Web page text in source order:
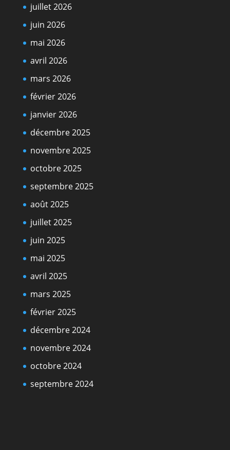
juillet 2026
juin 2026
mai 2026
avril 2026
mars 2026
février 2026
janvier 2026
décembre 2025
novembre 2025
octobre 2025
septembre 2025
août 2025
juillet 2025
juin 2025
mai 2025
avril 2025
mars 2025
février 2025
décembre 2024
novembre 2024
octobre 2024
septembre 2024